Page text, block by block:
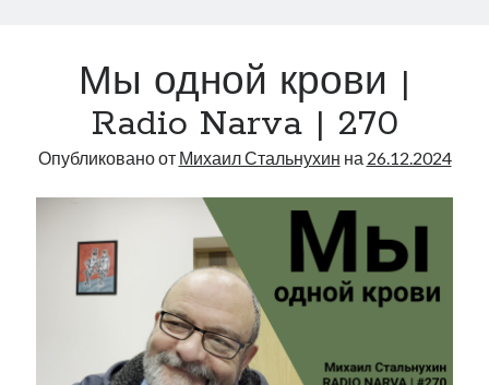
|
Narva
|
Мы одной крови |
Radio Narva | 270
Опубликовано от Михаил Стальнухин на 26.12.2024